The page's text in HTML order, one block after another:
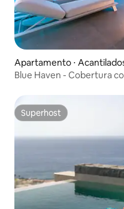
Apartamento ⋅
Blue Haven - Cobertura
Superhost
Superhost